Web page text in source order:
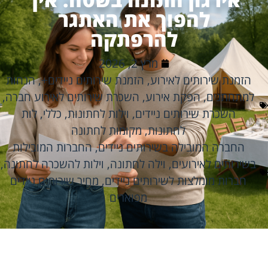
להפוך את האתגר
להרפתקה
מרץ 2, 2026
הזמנת שירותים לאירוע,הזמנת שירותים ניידים+,הנחות
למתחתנים,הפקת אירוע, השכרת שירותים לאירוע חברה,
השכרת שירותים ניידים, וילות לחתונות, כללי,לות
לחתונות,מקומות לחתונה
החברה המובילה בשירותים ניידים,החברות המובילות
בשירותים לאירועים, וילה לחתונה, וילות להשכרה לחתונה,
חברות מומלצות לשירותים ניידים, מחיר שירותים ניידים
מפוארים